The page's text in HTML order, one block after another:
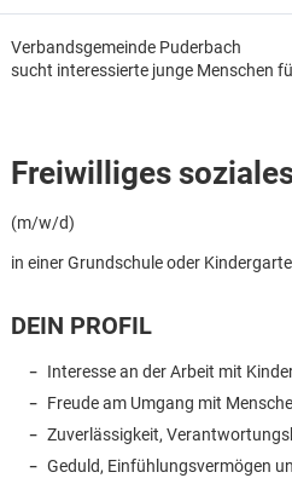
Verbandsgemeinde Puderbach
sucht interessierte junge Menschen
Freiwilliges
(m/w/d)
in einer Grundschule oder
DEIN PROFIL
Interesse an der Arbeit mit
Freude am Umgang mit
Zuverlässigkeit,
Geduld, Einfühlungsvermögen